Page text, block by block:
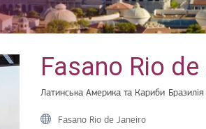
Fasano Rio
Латинська Америка та Кариби Бразилія
Fasano Rio de Janeiro